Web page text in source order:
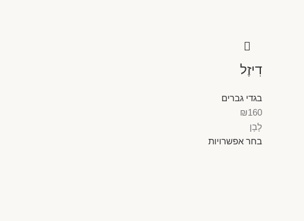
דִיזֶל
בגדי גברים
₪160
לָבָן
בחר אפשרויות